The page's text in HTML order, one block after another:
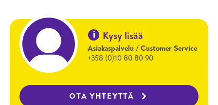
i Kysy lisää
Asiakaspalvelu / Customer Service
+358 (0)10 80 80 90
OTA YHTEYTTÄ